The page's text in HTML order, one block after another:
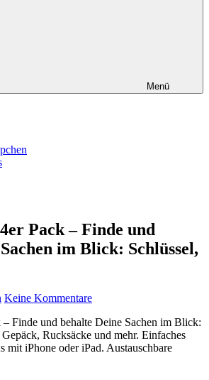
Menü
Pack – Finde und
im Blick: Schlüssel,
Keine Kommentare
Finde und behalte Deine Sachen im Blick:
Rucksäcke und mehr. Einfaches
mit iPhone oder iPad. Austauschbare